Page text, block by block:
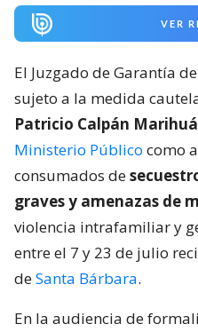
VER
El Juzgado de Garantía
sujeto a la medida
Patricio Calpán
Ministerio Público como
consumados de
graves y amenazas de
violencia intrafamiliar y
entre el 7 y 23 de julio
deSanta Bárbara.
En la audiencia de